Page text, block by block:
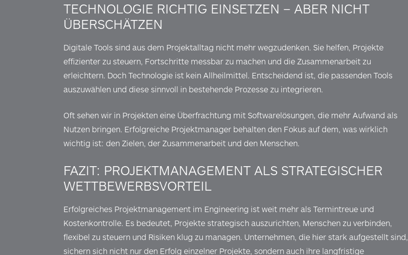
TECHNOLOGIE RICHTIG EINSETZEN – ABER NICHT
ÜBERSCHÄTZEN
Digitale Tools sind aus dem Projektalltag nicht mehr wegzudenken. Sie helfen, Projekte
effizienter zu steuern, Fortschritte messbar zu machen und die Zusammenarbeit zu
erleichtern. Doch Technologie ist kein Allheilmittel. Entscheidend ist, die passenden Tools
auszuwählen und diese sinnvoll in bestehende Prozesse zu integrieren.
Oft sehen wir in Projekten eine Überfrachtung mit Softwarelösungen, die mehr Aufwand als
Nutzen bringen. Erfolgreiche Projektmanager behalten den Fokus auf dem, was wirklich
wichtig ist: den Zielen, der Zusammenarbeit und den Menschen.
FAZIT: PROJEKTMANAGEMENT ALS STRATEGISCHER
WETTBEWERBSVORTEIL
Erfolgreiches Projektmanagement im Engineering ist weit mehr als Termintreue und
Kostenkontrolle. Es bedeutet, Projekte strategisch auszurichten, Menschen zu verbinden,
flexibel zu steuern und Risiken klug zu managen. Unternehmen, die hier stark aufgestellt sind,
sichern sich nicht nur den Erfolg einzelner Projekte, sondern auch ihre langfristige